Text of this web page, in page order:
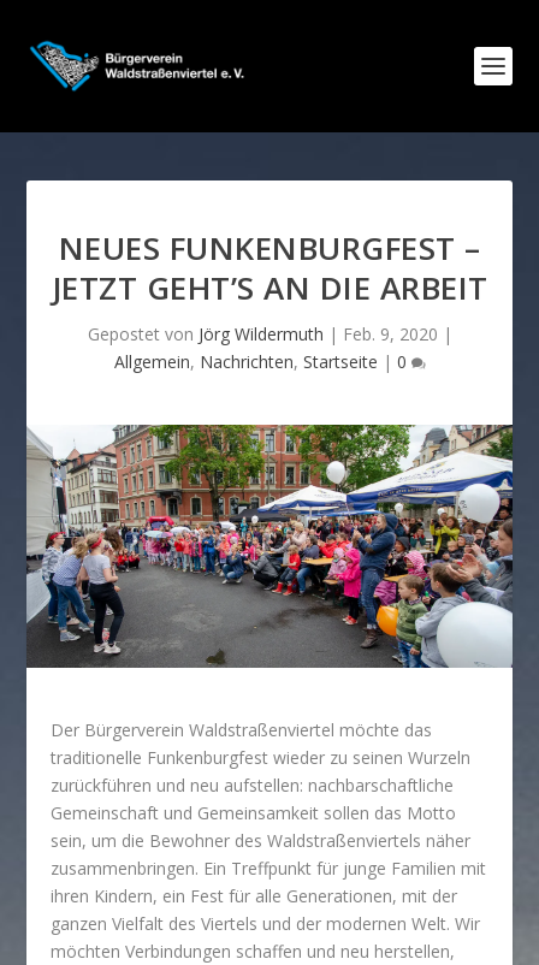
NEUES FUNKENBURGFEST –
JETZT GEHT’S AN DIE ARBEIT
Gepostet von Jörg Wildermuth | Feb. 9, 2020 |
Allgemein, Nachrichten, Startseite | 0
Der Bürgerverein Waldstraßenviertel möchte das
traditionelle Funkenburgfest wieder zu seinen Wurzeln
zurückführen und neu aufstellen: nachbarschaftliche
Gemeinschaft und Gemeinsamkeit sollen das Motto
sein, um die Bewohner des Waldstraßenviertels näher
zusammenbringen. Ein Treffpunkt für junge Familien mit
ihren Kindern, ein Fest für alle Generationen, mit der
ganzen Vielfalt des Viertels und der modernen Welt. Wir
möchten Verbindungen schaffen und neu herstellen,